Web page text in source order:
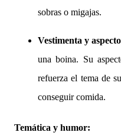
sobras o migajas.
Vestimenta y aspecto
una boina. Su
refuerza el tema de
conseguir comida.
Temática y humor: